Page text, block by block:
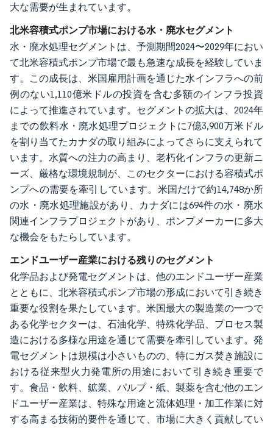
大な需要が生まれています。
北米容積式ポンプ市場における水・廃水セグメント
水・廃水処理セグメントは、予測期間2024〜2029年におい
て北米容積式ポンプ市場で最も急速な成長を経験していま
す。この成長は、米国雇用計画を通じた水インフラへの前
例のない1,110億米ドルの投資を含む多額のインフラ投資
によって推進されています。セグメントの拡大は、2024年
までの飲料水・廃水処理プロジェクトに7億3,900万米ドル
を割り当てたカナダの取り組みによってさらに支えられて
います。水質への注力の高まり、老朽化インフラの更新ニ
ーズ、厳格な環境規制が、このセクターにおける容積式ポ
ンプへの需要を牽引しています。米国だけで約14,748か所
の水・廃水処理施設があり、カナダには694件の水・廃水
関連インフラプロジェクトがあり、ポンプメーカーに多大
な機会をもたらしています。
エンドユーザー産業における残りのセグメント
化学品および発電セグメントは、他のエンドユーザー産業
とともに、北米容積式ポンプ市場の形成において引き続き
重要な役割を果たしています。米国最大の製造業の一つで
ある化学セクターは、石油化学、特殊化学品、プロセス製
造における多様な用途を通じて需要を牽引しています。発
電セグメントは規模は小さいものの、特にガス焚き施設に
おける従来型火力発電所の用途において引き続き重要で
す。食品・飲料、鉱業、パルプ・紙、製薬を含む他のエン
ドユーザー産業は、特殊な用途と流体処理・加工作業に対
する高まる技術的要件を通じて、市場に大きく貢献してい